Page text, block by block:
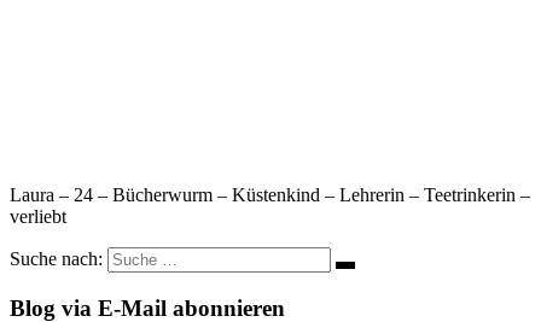
Laura – 24 – Bücherwurm – Küstenkind – Lehrerin – Teetrinkerin –
verliebt
Suche nach:
Blog via E-Mail abonnieren